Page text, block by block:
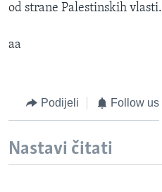
od strane Palestinskih vlasti.
aa
Podijeli Follow us
Nastavi čitati